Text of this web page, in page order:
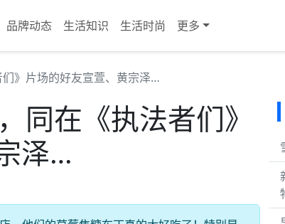
品牌动态 生活知识 生活时尚 更多
》片场的好友宣萱、黄宗泽…
同在《执法者们》
泽…